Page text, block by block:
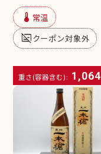
device_thermostat 常温
subtitles_offクーポン対象外
重さ(容器含む): 1,064